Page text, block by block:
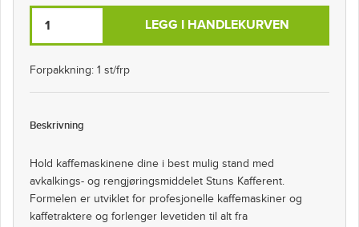
LEGG I HANDLEKURVEN
Forpakkning: 1 st/frp
Beskrivning
Hold kaffemaskinene dine i best mulig stand med
avkalkings- og rengjøringsmiddelet Stuns Kafferent.
Formelen er utviklet for profesjonelle kaffemaskiner og
kaffetraktere og forlenger levetiden til alt fra